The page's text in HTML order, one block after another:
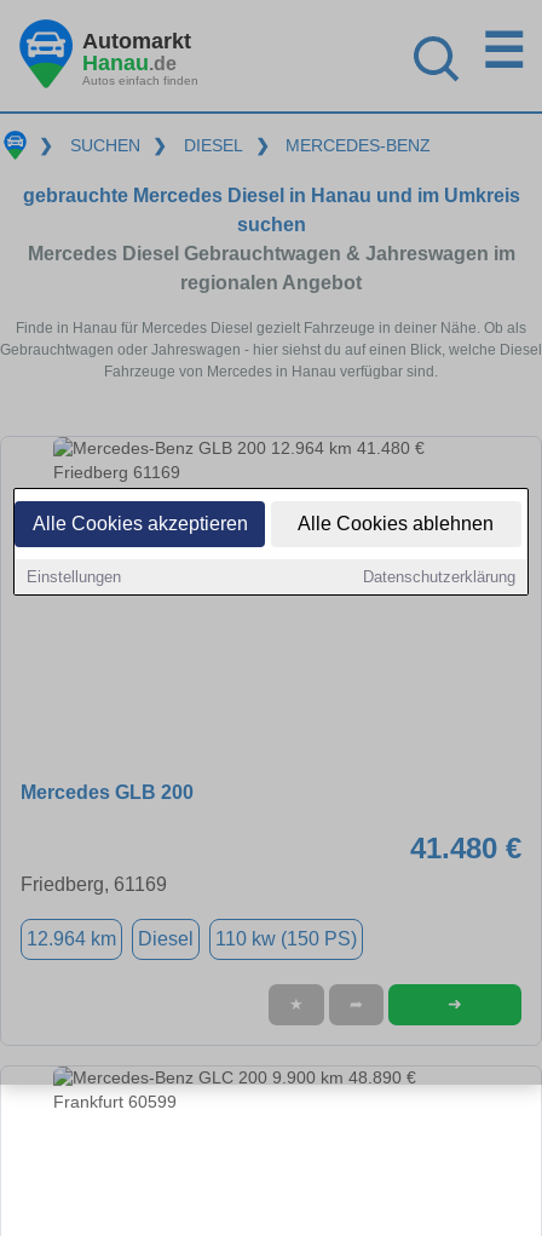
Alle Cookies akzeptieren Alle Cookies ablehnen
Einstellungen Datenschutzerklärung
Automarkt
Hanau.de
Autos einfach finden
☰
❯ SUCHEN ❯ DIESEL ❯ MERCEDES-BENZ
gebrauchte Mercedes Diesel in Hanau und im Umkreis
suchen
Mercedes Diesel Gebrauchtwagen & Jahreswagen im
regionalen Angebot
Finde in Hanau für Mercedes Diesel gezielt Fahrzeuge in deiner Nähe. Ob als
Gebrauchtwagen oder Jahreswagen - hier siehst du auf einen Blick, welche Diesel
Fahrzeuge von Mercedes in Hanau verfügbar sind.
Mercedes GLB 200
41.480 €
Friedberg, 61169
12.964 km Diesel 110 kw (150 PS)
★ ➦ ➜